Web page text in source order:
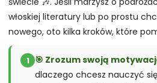
włoskiej literatury lub po prostu
nowego, oto kilka kroków, które
1 🎯 Zrozum swoją
dlaczego chcesz nauczyć